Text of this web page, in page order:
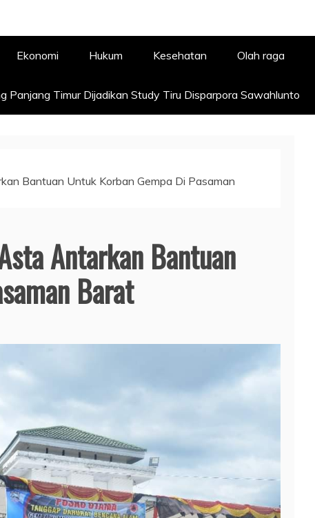
Ekonomi Hukum Kesehatan Olah raga
Panjang Timur Dijadikan Study Tiru Disparpora Sawahlunto
Bantuan Untuk Korban Gempa Di Pasaman
Antarkan Bantuan
Barat